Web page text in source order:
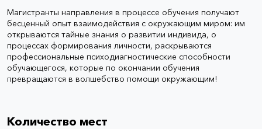
Магистранты направления в процессе обучения получают
бесценный опыт взаимодействия с окружающим миром: им
открываются тайные знания о развитии индивида, о
процессах формирования личности, раскрываются
профессиональные психодиагностические способности
обучающегося, которые по окончании обучения
превращаются в волшебство помощи окружающим!
Количество мест